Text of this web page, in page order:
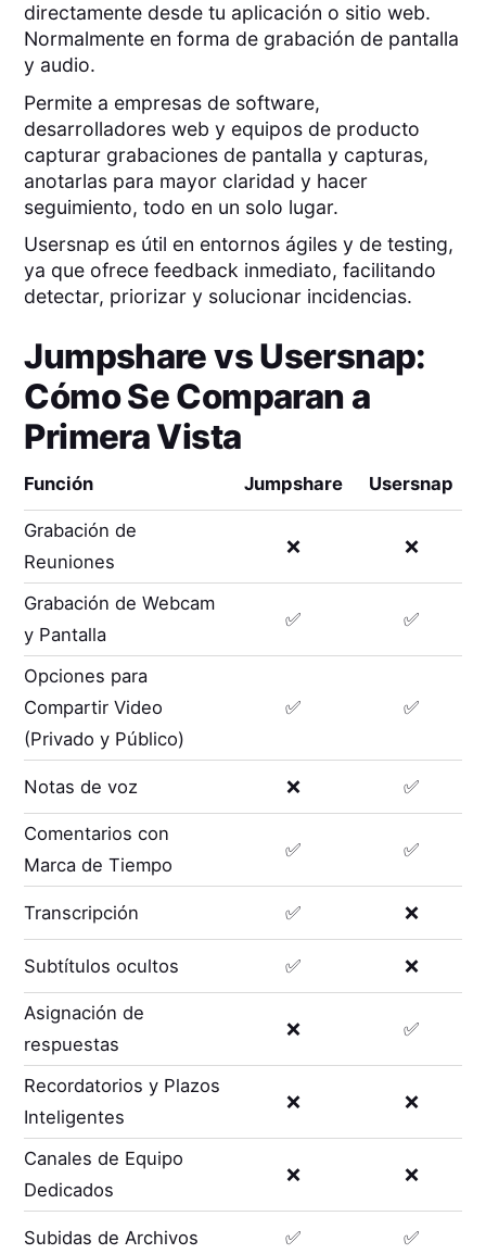
directamente desde tu aplicación o sitio web.
Normalmente en forma de grabación de pantalla
y audio.
Permite a empresas de software,
desarrolladores web y equipos de producto
capturar grabaciones de pantalla y capturas,
anotarlas para mayor claridad y hacer
seguimiento, todo en un solo lugar.
Usersnap es útil en entornos ágiles y de testing,
ya que ofrece feedback inmediato, facilitando
detectar, priorizar y solucionar incidencias.
JumpsharevsUsersnap:
Cómo Se Comparan a
Primera Vista
Función Jumpshare Usersnap
Grabación de
Reuniones
❌ ❌
Grabación de Webcam
y Pantalla
✅ ✅
Opciones para
Compartir Video
(Privado y Público)
✅ ✅
Notas de voz ❌ ✅
Comentarios con
Marca de Tiempo
✅ ✅
Transcripción ✅ ❌
Subtítulos ocultos ✅ ❌
Asignación de
respuestas
❌ ✅
Recordatorios y Plazos
Inteligentes
❌ ❌
Canales de Equipo
Dedicados
❌ ❌
Subidas de Archivos ✅ ✅